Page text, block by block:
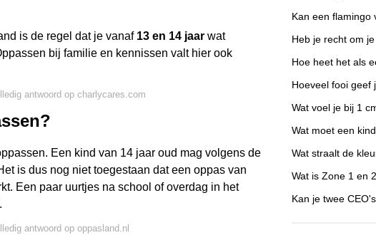
is de regel dat je vanaf 13 en 14 jaar wat
bij familie en kennissen valt hier ook
antwoord op charlycares.com
Een kind van 14 jaar oud mag volgens de
is dus nog niet toegestaan dat een oppas van
Een paar uurtjes na school of overdag in het
antwoord op oppasland.nl
Kan een flamingo
Heb je recht om
Hoe heet het als
Hoeveel fooi geef
Wat voel je bij 1
Wat moet een
Wat straalt de
Wat is Zone 1 en
Kan je twee